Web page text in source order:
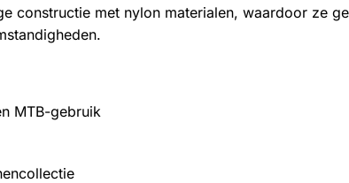
constructie met nylon materialen, waardoor ze
MTB-gebruik